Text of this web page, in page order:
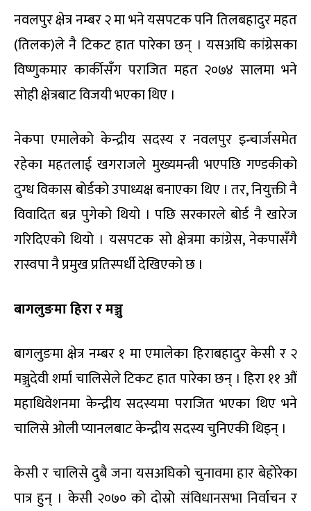
नवलपुर क्षेत्र नम्बर २ मा भने यसपटक पनि तिलबहादुर महत
(तिलक)ले नै टिकट हात पारेका छन् । यसअघि कांग्रेसका
विष्णुकमार कार्कीसँग पराजित महत २०७४ सालमा भने
सोही क्षेत्रबाट विजयी भएका थिए ।
नेकपा एमालेको केन्द्रीय सदस्य र नवलपुर इन्चार्जसमेत
रहेका महतलाई खगराजले मुख्यमन्त्री भएपछि गण्डकीको
दुग्ध विकास बोर्डको उपाध्यक्ष बनाएका थिए । तर, नियुक्ती नै
विवादित बन्न पुगेको थियो । पछि सरकारले बोर्ड नै खारेज
गरिदिएको थियो । यसपटक सो क्षेत्रमा कांग्रेस, नेकपासँगै
रास्वपा नै प्रमुख प्रतिस्पर्धी देखिएको छ ।
बागलुङमा हिरा र मञ्जु
बागलुङमा क्षेत्र नम्बर १ मा एमालेका हिराबहादुर केसी र २
मञ्जुदेवी शर्मा चालिसेले टिकट हात पारेका छन् । हिरा ११ औं
महाधिवेशनमा केन्द्रीय सदस्यमा पराजित भएका थिए भने
चालिसे ओली प्यानलबाट केन्द्रीय सदस्य चुनिएकी थिइन् ।
केसी र चालिसे दुबै जना यसअघिको चुनावमा हार बेहोरेका
पात्र हुन् । केसी २०७० को दोस्रो संविधानसभा निर्वाचन र